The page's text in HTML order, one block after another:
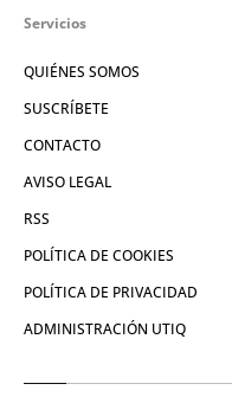
Servicios
QUIÉNES SOMOS
SUSCRÍBETE
CONTACTO
AVISO LEGAL
RSS
POLÍTICA DE COOKIES
POLÍTICA DE PRIVACIDAD
ADMINISTRACIÓN UTIQ